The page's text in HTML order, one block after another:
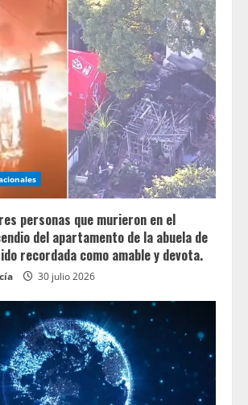
personas que murieron en el
del apartamento de la abuela de
recordada como amable y devota.
30 julio 2026